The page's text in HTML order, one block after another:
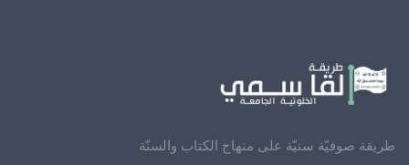
طريقة صوفيّة سنيّة على منهاج الكتاب والسنّة